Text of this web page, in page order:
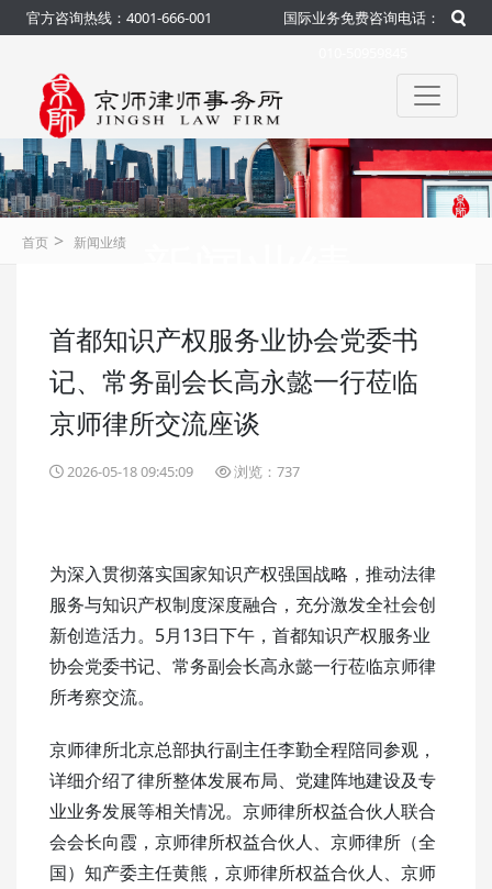
官方咨询热线：4001-666-001
国际业务免费咨询电话：
官方 咨询热线：4001-666-001
首页 > 新闻业绩
首都知识产权服务业协会党委书
记、常务副会长高永懿一行莅临
京师律所交流座谈
2026-05-18 09:45:09 浏览：737
为深入贯彻落实国家知识产权强国战略，推动法律
服务与知识产权制度深度融合，充分激发全社会创
新创造活力。5月13日下午，首都知识产权服务业
协会党委书记、常务副会长高永懿一行莅临京师律
所考察交流。
京师律所北京总部执行副主任李勤全程陪同参观，
详细介绍了律所整体发展布局、党建阵地建设及专
业业务发展等相关情况。京师律所权益合伙人联合
会会长向霞，京师律所权益合伙人、京师律所（全
国）知产委主任黄熊，京师律所权益合伙人、京师